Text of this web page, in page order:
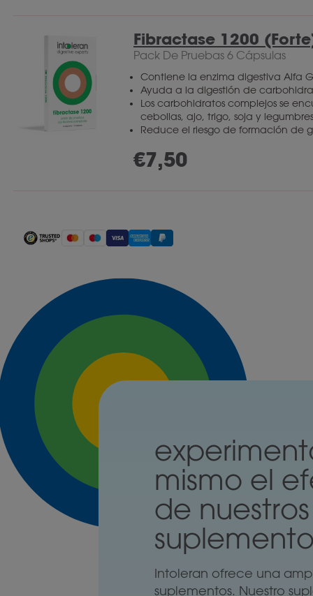
Fibractase 1200
Pack De Pruebas 6 Cápsulas
Contiene la enzima digestiva Alfa
Ayuda a la digestión de
Los carbohidratos complejos se
cebollas, ajo, trigo, soja y legumbres
Reduce el riesgo de formación de
€7,50
mismo el
de nuestros
Intoleran ofrece una
suplementos. Nuestro